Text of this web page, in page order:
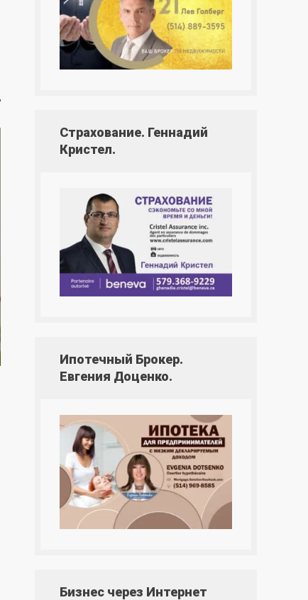
Страхование. Геннадий
Кристел.
Ипотечный Брокер.
Евгения Доценко.
Бизнес через Интернет